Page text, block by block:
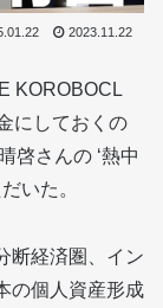
2023.11.22
KOROBOCL
にしておくの
啓さんの ‘熱中
いた。
断経済圏、イン
の個人資産形成